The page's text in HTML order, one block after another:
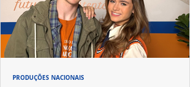
PRODUÇÕES NACIONAIS